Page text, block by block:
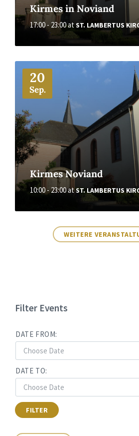
Kirmes in Noviand
17:00 - 23:00atST. LAMBERTUS
20
Sep.
Kirmes Noviand
10:00 - 23:00atST. LAMBERTUS
More
WEITERE
Filter Events
DATE FROM:
DATE TO:
FILTER